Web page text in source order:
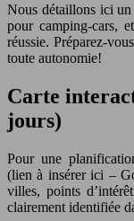
Nous détaillons ici un
pour camping-cars,
réussie. Préparez-
toute autonomie!
Carte
jours)
Pour une
(lien à insérer ici –
villes, points
clairement identifiée